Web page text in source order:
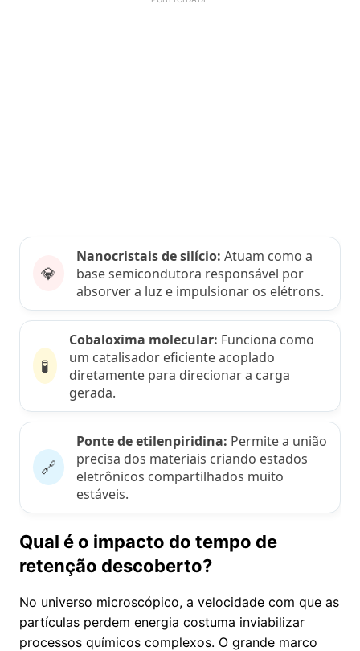
💎
Nanocristais de silício: Atuam como a
base semicondutora responsável por
absorver a luz e impulsionar os elétrons.
🧪
Cobaloxima molecular: Funciona como
um catalisador eficiente acoplado
diretamente para direcionar a carga
gerada.
🔗
Ponte de etilenpiridina: Permite a união
precisa dos materiais criando estados
eletrônicos compartilhados muito
estáveis.
Qual é o impacto do tempo de
retenção descoberto?
No universo microscópico, a velocidade com que as
partículas perdem energia costuma inviabilizar
processos químicos complexos. O grande marco